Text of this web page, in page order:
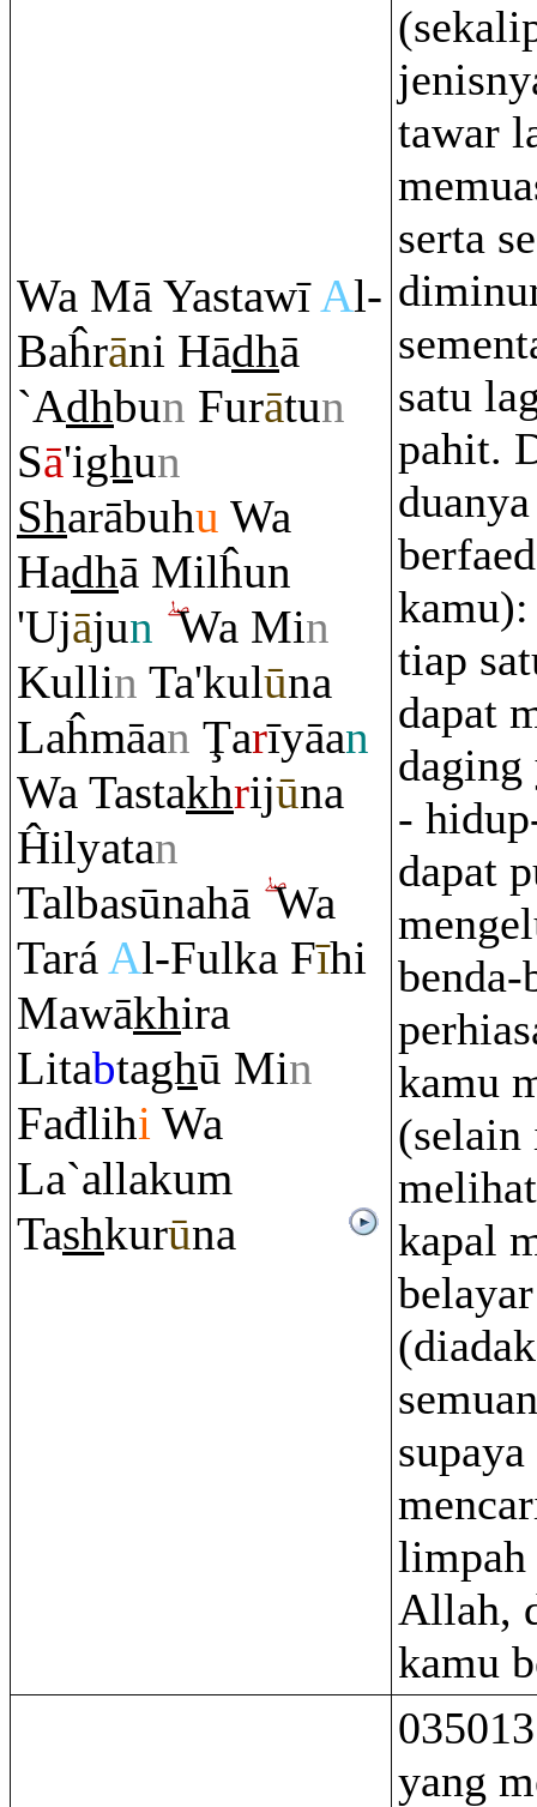
Wa Mā YastawīAl-
Baĥrāni Hādhā
`Adhbun Furātun
Sā'ighun
Sharābuhu Wa
Hadhā Milĥun
'Ujājun Wa Min
Kullin Ta'kulūna
Laĥmāan Ţarīyāan
Wa Tastakhrijūna
Ĥilyatan
Talbasūnahā Wa
TaráAl-Fulka Fīhi
Mawākhira
Litabtaghū Min
Fađlihi Wa
La`allakum
Tashkurūna
tawar
serta
satu
pahit.
tiap
dapat
daging
-
dapat
benda-
kamu
(selain
kapal
Allah,
kamu
yang